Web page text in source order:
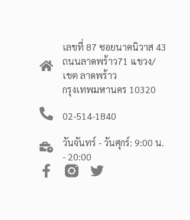
เลขที่ 87 ซอยนาคนิวาส 43
ถนนลาดพร้าว71 แขวง/
เขต ลาดพร้าว
กรุงเทพมหานคร 10320
02-514-1840
วันจันทร์ - วันศุกร์: 9:00 น.
- 20:00